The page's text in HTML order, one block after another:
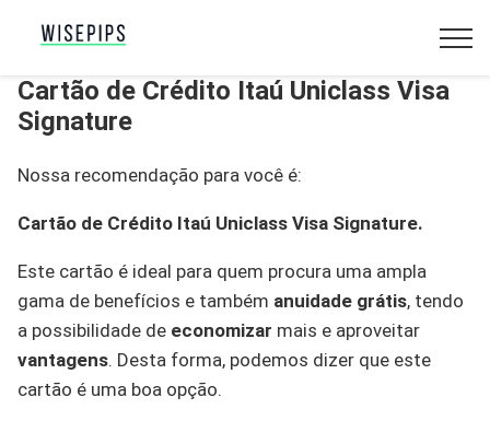
Cartão de Crédito Itaú Uniclass Visa
Signature
Nossa recomendação para você é:
Cartão de Crédito Itaú Uniclass Visa Signature.
Este cartão é ideal para quem procura uma ampla
gama de benefícios e também anuidade grátis, tendo
a possibilidade de economizar mais e aproveitar
vantagens. Desta forma, podemos dizer que este
cartão é uma boa opção.